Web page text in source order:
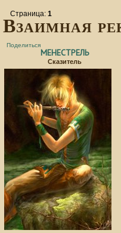
Взаимная
Страница:1
Поделиться
МЕНЕСТРЕЛЬ
Сказитель